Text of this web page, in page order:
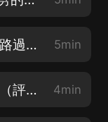
皇后，你又調皮了 002 我只是路過（評論有獎，歡迎關注訂閱） 5min
皇后，你又調皮了 003 鳳露鐲（評論有獎，歡迎關注訂閱） 4min